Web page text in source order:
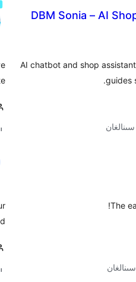
DBM Sonia – AI
AI chatbot and shop
guides
The